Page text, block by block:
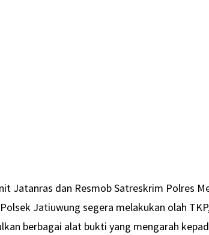
Jatanras dan Resmob Satreskrim Polres
Jatiuwung segera melakukan olah
berbagai alat bukti yang mengarah